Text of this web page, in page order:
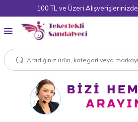
100 TL ve Üzeri Alışverişlerinizde